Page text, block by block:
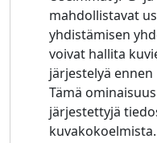
mahdollistavat
yhdistämisen
voivat hallita
järjestelyä
Tämä
järjestettyjä
kuvakokoelmista.